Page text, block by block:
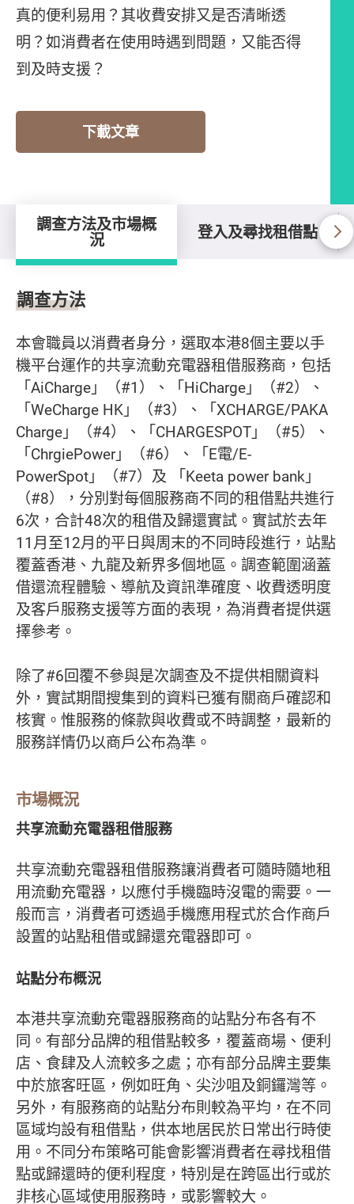
真的便利易用？其收費安排又是否清晰透
明？如消費者在使用時遇到問題，又能否得
到及時支援？
下載文章
調查方法及市場概
況 登入及尋找租借點
調查方法及市場概況
調查方法
本會職員以消費者身分，選取本港8個主要以手
機平台運作的共享流動充電器租借服務商，包括
「AiCharge」（#1）、「HiCharge」（#2）、
「WeCharge HK」（#3）、「XCHARGE/PAKA
Charge」（#4）、「CHARGESPOT」（#5）、
「ChrgiePower」（#6）、「E電/E-
PowerSpot」（#7）及 「Keeta power bank」
（#8），分別對每個服務商不同的租借點共進行
6次，合計48次的租借及歸還實試。實試於去年
11月至12月的平日與周末的不同時段進行，站點
覆蓋香港、九龍及新界多個地區。調查範圍涵蓋
借還流程體驗、導航及資訊準確度、收費透明度
及客戶服務支援等方面的表現，為消費者提供選
擇參考。
除了#6回覆不參與是次調查及不提供相關資料
外，實試期間搜集到的資料已獲有關商戶確認和
核實。惟服務的條款與收費或不時調整，最新的
服務詳情仍以商戶公布為準。
市場概況
共享流動充電器租借服務
共享流動充電器租借服務讓消費者可隨時隨地租
用流動充電器，以應付手機臨時沒電的需要。一
般而言，消費者可透過手機應用程式於合作商戶
設置的站點租借或歸還充電器即可。
站點分布概況
本港共享流動充電器服務商的站點分布各有不
同。有部分品牌的租借點較多，覆蓋商場、便利
店、食肆及人流較多之處；亦有部分品牌主要集
中於旅客旺區，例如旺角、尖沙咀及銅鑼灣等。
另外，有服務商的站點分布則較為平均，在不同
區域均設有租借點，供本地居民於日常出行時使
用。不同分布策略可能會影響消費者在尋找租借
點或歸還時的便利程度，特別是在跨區出行或於
非核心區域使用服務時，或影響較大。